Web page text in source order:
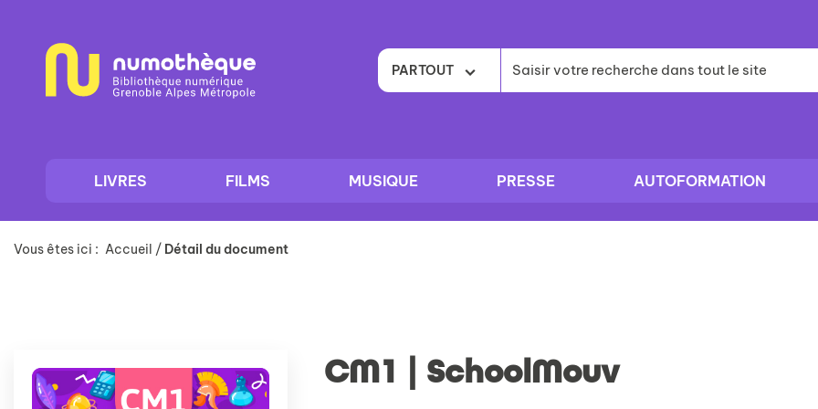
contenu
PARTOUT
LIVRES FILMS MUSIQUE PRESSE AUTOFORMATION
Vous êtes ici : Accueil / Détail du document
CM1 | SchoolMouv